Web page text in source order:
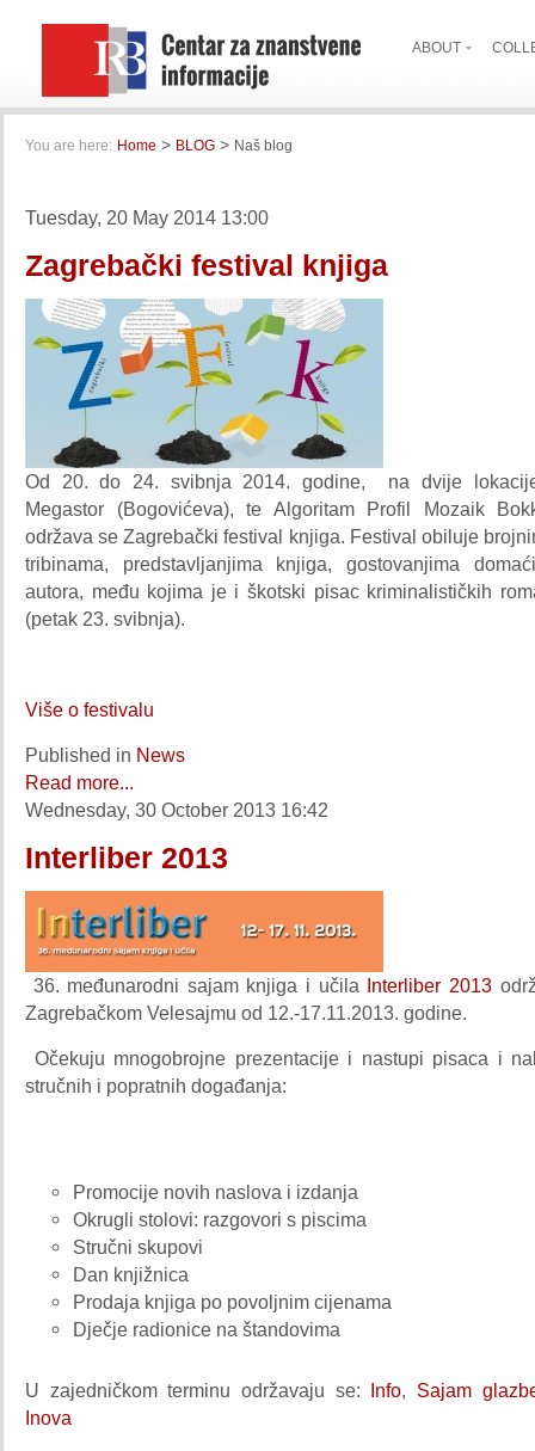
ABOUT
You are here: Home > BLOG > Naš blog
Tuesday, 20 May 2014 13:00
Zagrebački festival knjiga
Od 20. do 24. svibnja 2014. godine, na dvije
Megastor (Bogovićeva), te Algoritam Profil Mozaik
održava se Zagrebački festival knjiga. Festival obiluje
tribinama, predstavljanjima knjiga, gostovanjima
autora, među kojima je i škotski pisac kriminalističkih
(petak 23. svibnja).
Više o festivalu
Published in News
Read more...
Wednesday, 30 October 2013 16:42
Interliber 2013
36. međunarodni sajam knjiga i učila Interliber 2013
Zagrebačkom Velesajmu od 12.-17.11.2013. godine.
Očekuju mnogobrojne prezentacije i nastupi pisaca i
stručnih i popratnih događanja:
Promocije novih naslova i izdanja
Okrugli stolovi: razgovori s piscima
Stručni skupovi
Dan knjižnica
Prodaja knjiga po povoljnim cijenama
Dječje radionice na štandovima
U zajedničkom terminu održavaju se: Info, Sajam
Inova